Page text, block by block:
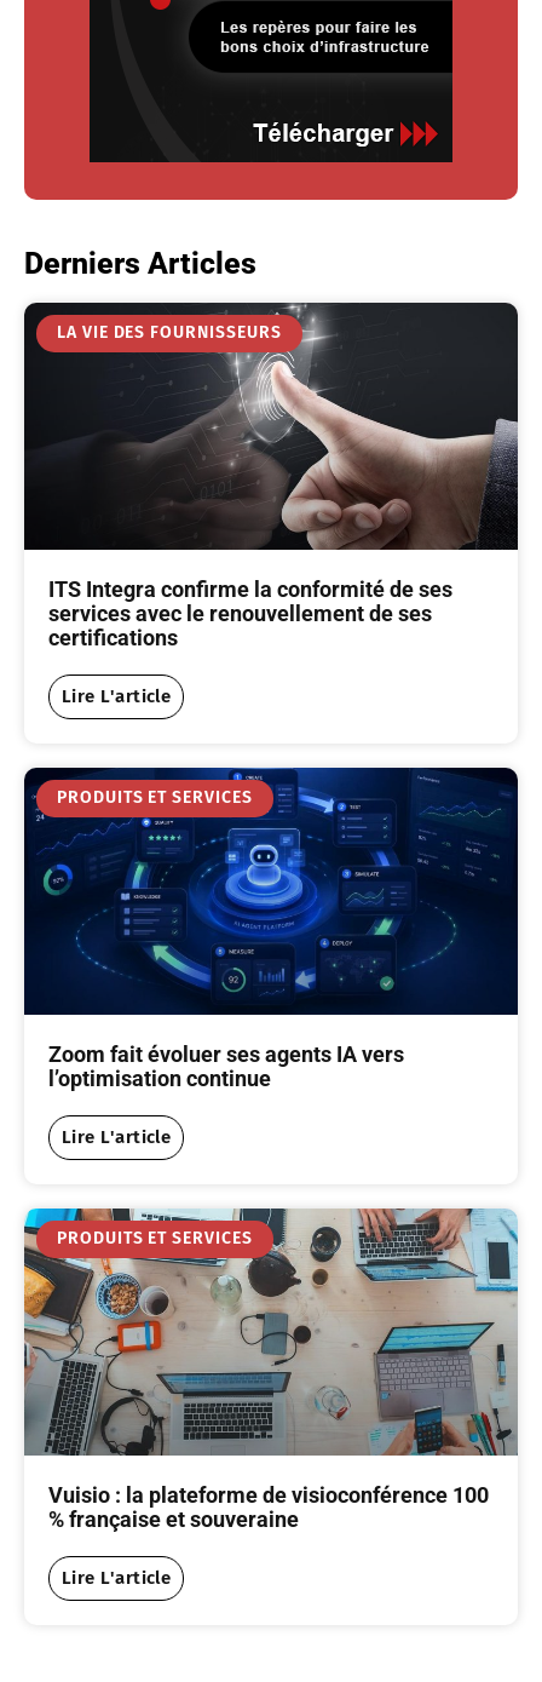
Derniers Articles
LA VIE DES FOURNISSEURS
ITS Integra confirme la conformité de ses
services avec le renouvellement de ses
certifications
Lire L'article
PRODUITS ET SERVICES
Zoom fait évoluer ses agents IA vers
l’optimisation continue
Lire L'article
PRODUITS ET SERVICES
Vuisio : la plateforme de visioconférence 100
% française et souveraine
Lire L'article